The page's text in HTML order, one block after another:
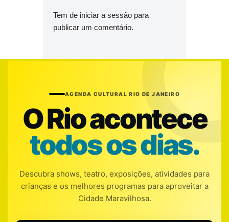
Tem de iniciar a sessão para
publicar um comentário.
AGENDA CULTURAL RIO DE JANEIRO
O Rio acontece
todos os dias.
Descubra shows, teatro, exposições, atividades para
crianças e os melhores programas para aproveitar a
Cidade Maravilhosa.